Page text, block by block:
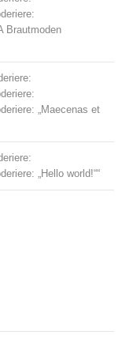
Brautmoden
„Maecenas et
„Hello world!““